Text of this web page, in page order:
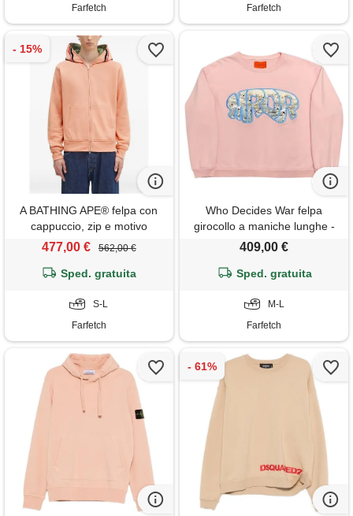
Farfetch
Farfetch
A BATHING APE® felpa con
cappuccio, zip e motivo
squalo - rosa
477,00 € 562,00 €
Sped. gratuita
S-L
Farfetch
Who Decides War felpa
girocollo a maniche lunghe -
rosa
409,00 €
Sped. gratuita
M-L
Farfetch